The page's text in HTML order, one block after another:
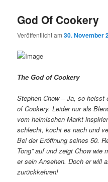
God Of Cookery
Veröffentlicht am30. November
The God of Cookery
Stephen Chow – Ja, so
of Cookery. Leider nur als
vom heimischen Markt
schlecht, kocht es nach und
Bei der Eröffnung seines 50.
Tong” auf und zeigt Chow
er sein Ansehen. Doch er will
zurückkehren!